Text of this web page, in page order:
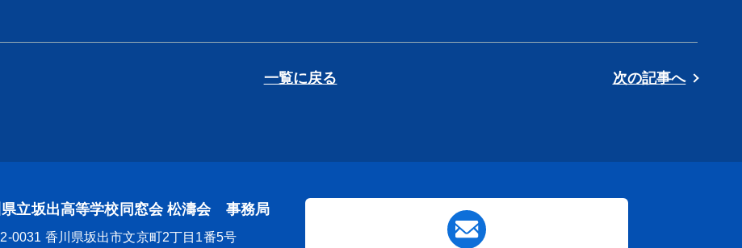
一覧に戻る 次の記事へ
立坂出高等学校同窓会 松濤会 事務局
0031 香川県坂出市文京町2丁目1番5号